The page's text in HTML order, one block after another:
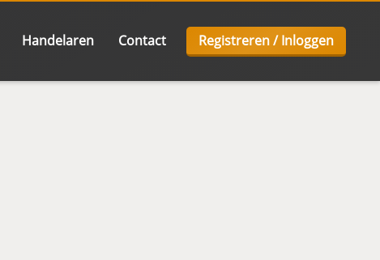
Handelaren Contact Registreren / Inloggen